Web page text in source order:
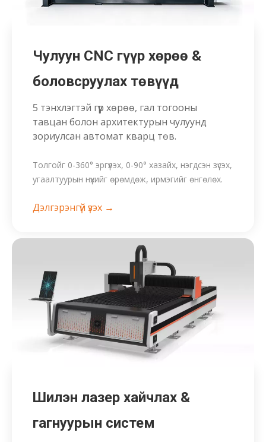
Чулуун CNC гүүр хөрөө &
боловсруулах төвүүд
5 тэнхлэгтэй гүүр хөрөө, гал тогооны
тавцан болон архитектурын чулуунд
зориулсан автомат кварц төв.
Толгойг 0-360° эргүүлэх, 0-90° хазайх, нэгдсэн зүсэх,
угаалтуурын нүхийг өрөмдөж, ирмэгийг өнгөлөх.
Дэлгэрэнгүй үзэх →
Шилэн лазер хайчлах &
гагнуурын систем